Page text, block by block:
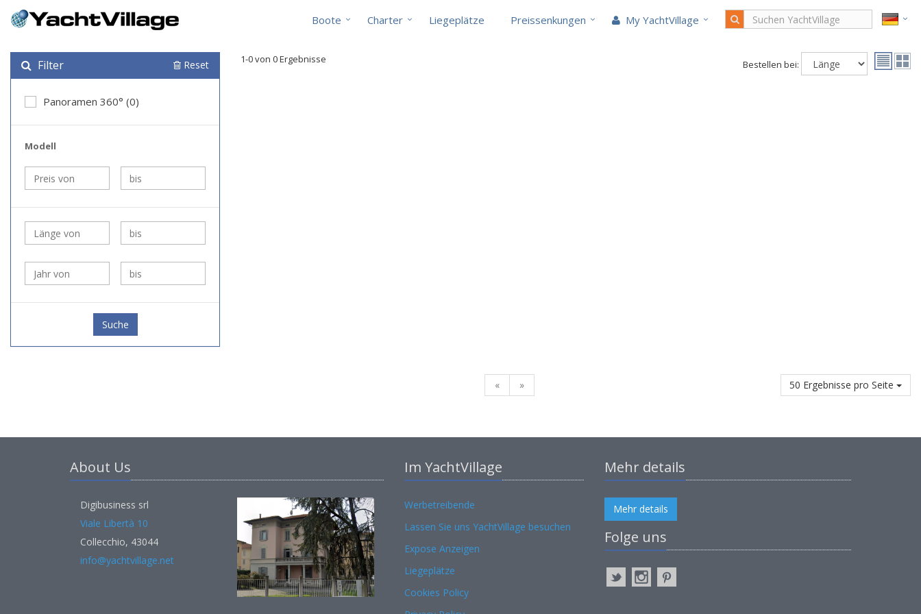
Boote Charter Liegeplätze Preissenkungen My YachtVillage
Filter Reset
Panoramen 360° (0)
Modell
Suche
1-0 von 0 Ergebnisse Bestellen bei:
« » 50 Ergebnisse pro Seite
About Us
Digibusiness srl
Viale Libertà 10
Collecchio, 43044
info@yachtvillage.net
Im YachtVillage
Werbetreibende
Lassen Sie uns YachtVillage besuchen
Expose Anzeigen
Liegeplätze
Cookies Policy
Mehr details
Mehr details
Folge uns